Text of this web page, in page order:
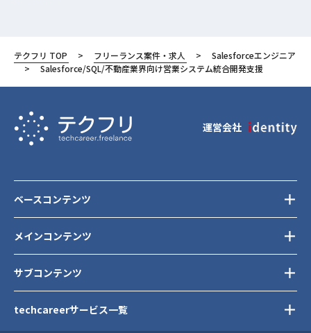
テクフリ TOP フリーランス案件・求人
Salesforceエンジニア
Salesforce/SQL/不動産業界向け営業システム統合開発支援
運営会社
メインコンテンツ
サブコンテンツ
ベースコンテンツ
techcareerサービス一覧